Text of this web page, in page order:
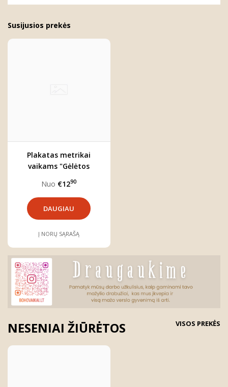
Susijusios prekės
Plakatas metrikai
vaikams "Gėlėtos
Nuo €1290
DAUGIAU
Į NORŲ SĄRAŠĄ
NESENIAI ŽIŪRĖTOS VISOS PREKĖS